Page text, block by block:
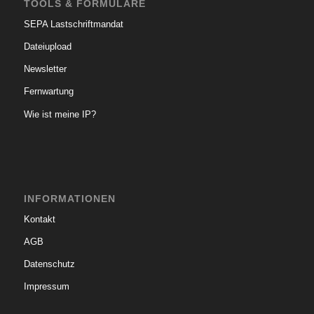
TOOLS & FORMULARE
SEPA Lastschriftmandat
Dateiupload
Newsletter
Fernwartung
Wie ist meine IP?
INFORMATIONEN
Kontakt
AGB
Datenschutz
Impressum